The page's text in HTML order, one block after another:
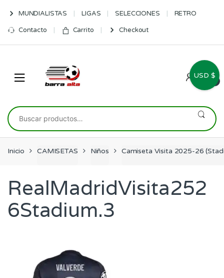
navigation
content
MUNDIALISTAS LIGAS SELECCIONES RETRO
Contacto Carrito Checkout
0
Buscar
por:
Inicio CAMISETAS Niños Camiseta Visita 2025-26
RealMadridVisita252
6Stadium.3
USD $